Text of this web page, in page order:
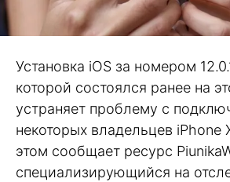
Установка iOS за номером
которой состоялся ранее на
устраняет проблему с
некоторых владельцев iPhone
этом сообщает ресурс
специализирующийся на